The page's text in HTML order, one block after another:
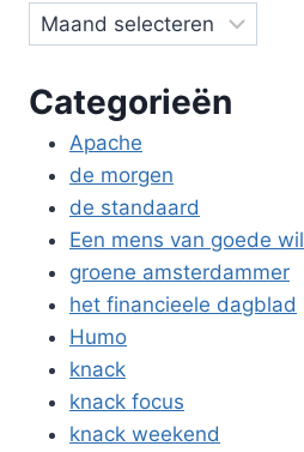
Categorieën
Apache
de morgen
de standaard
Een mens van goede wil
groene amsterdammer
het financieele dagblad
Humo
knack
knack focus
knack weekend